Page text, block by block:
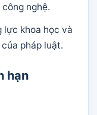
nghệ.
lực khoa học và
pháp luật.
hạn